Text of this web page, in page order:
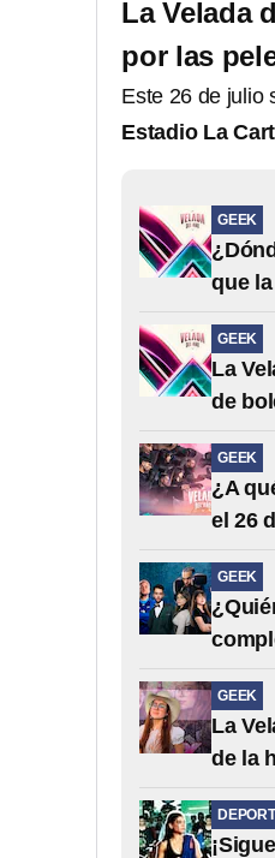
La Velada
por las
Este 26 de julio
Estadio La
GEEK
que
GEEK
La
de
GEEK
¿A
el 26
GEEK
GEEK
La
de la